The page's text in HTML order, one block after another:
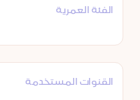
الفئة العمرية
القنوات المستخدمة